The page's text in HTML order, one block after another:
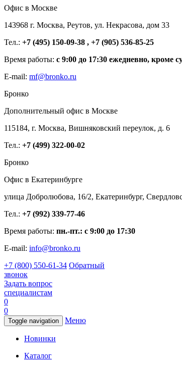
Офис в Москве
143968 г. Москва, Реутов, ул. Некрасова, дом 33
Тел.: +7 (495) 150-09-38 , +7 (905) 536-85-25
Время работы: с 9:00 до 17:30 ежедневно, кроме
E-mail: mf@bronko.ru
Бронко
Дополнительный офис в Москве
115184, г. Москва, Вишняковский переулок, д. 6
Тел.: +7 (499) 322-00-02
Бронко
Офис в Екатеринбурге
улица Добролюбова, 16/2, Екатеринбург,
Тел.: +7 (992) 339-77-46
Время работы: пн.-пт.: с 9:00 до 17:30
E-mail: info@bronko.ru
+7 (800) 550-61-34 Обратный
звонок
Задать вопрос
специалистам
0
0
Toggle navigation Меню
Новинки
Каталог